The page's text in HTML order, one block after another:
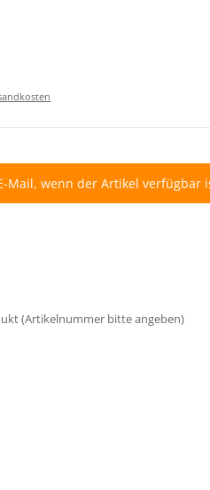
Mail, wenn der Artikel verfügbar
(Artikelnummer bitte angeben)